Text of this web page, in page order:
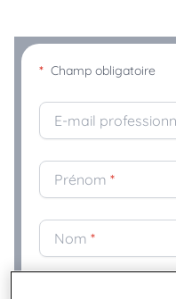
* Champ obligatoire
E-mail
Prénom *
Nom *